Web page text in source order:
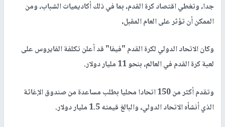
جدا، وتغطي اقتصاد كرة القدم، بما في ذلك أكاديميات الشباب، ومن
الممكن أن تؤثر على العام المقبل،
وكان الاتحاد الدولي لكرة القدم "فيفا" قد أعلن تكلفة الفايروس على
لعبة كرة القدم في العالم، بنحو 11 مليار دولار.
وتقدم أكثر من 150 اتحادا محليا بطلب مساعدة من صندوق الإغاثة
الذي أنشأه الاتحاد الدولي، والبالغ قيمته 1.5 مليار دولار.